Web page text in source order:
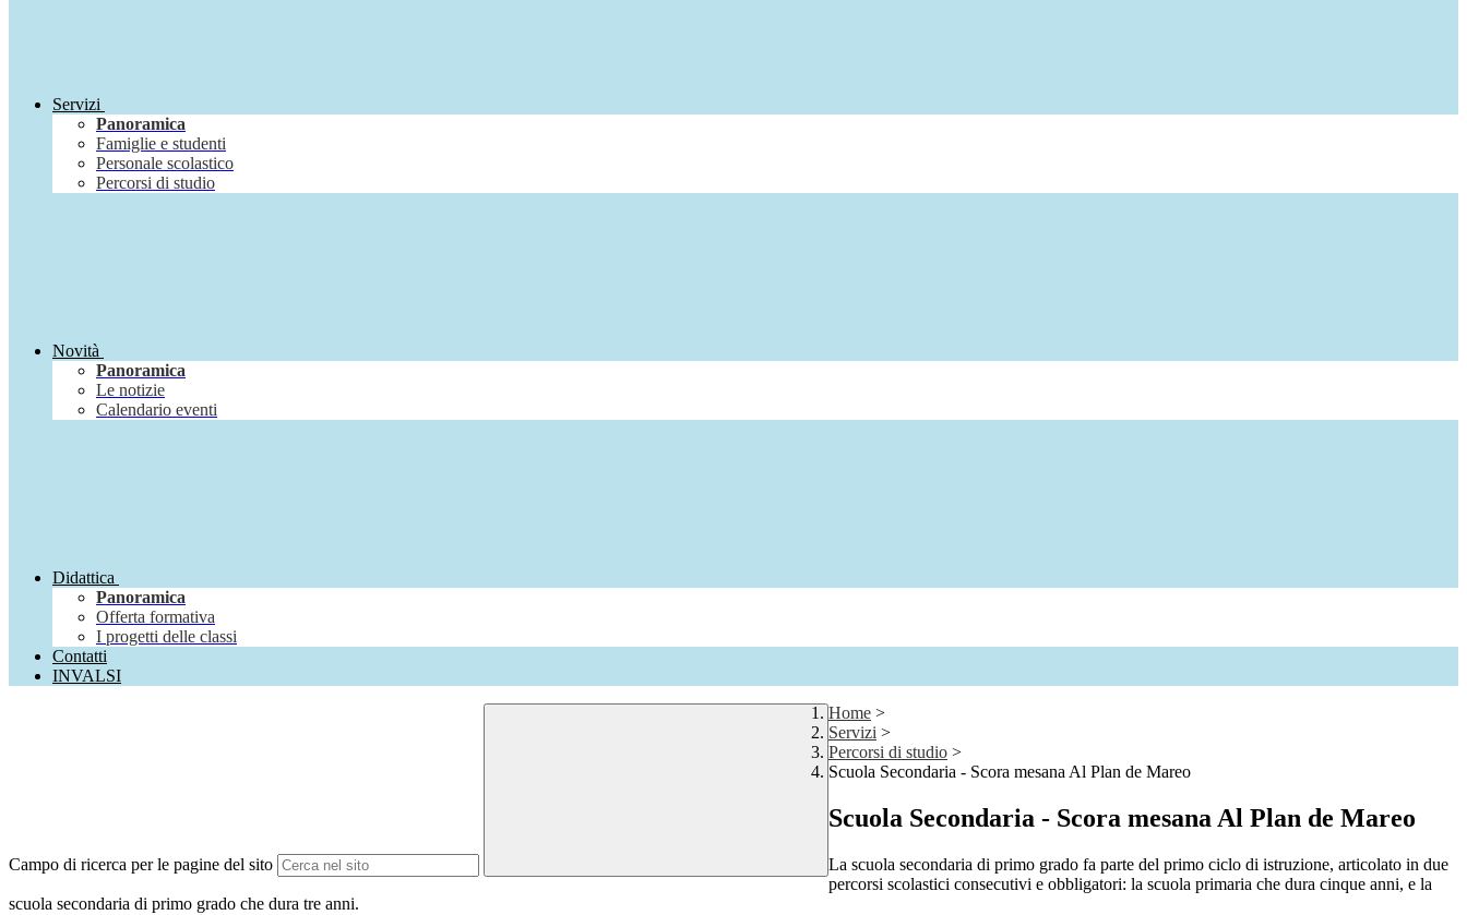
Servizi
Panoramica
Famiglie e studenti
Personale scolastico
Percorsi di studio
Novità
Panoramica
Le notizie
Calendario eventi
Didattica
Panoramica
Offerta formativa
I progetti delle classi
Contatti
INVALSI
Campo di ricerca per le pagine del sito
Home >
Servizi >
Percorsi di studio >
Scuola Secondaria - Scora mesana Al Plan de Mareo
Scuola Secondaria - Scora mesana Al Plan de Mareo
La scuola secondaria di primo grado fa parte del primo ciclo di istruzione, articolato in due
percorsi scolastici consecutivi e obbligatori: la scuola primaria che dura cinque anni, e la
scuola secondaria di primo grado che dura tre anni.